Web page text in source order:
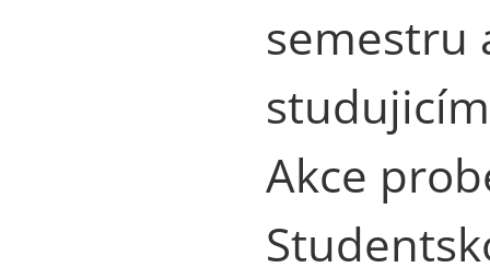
semestru
Akce